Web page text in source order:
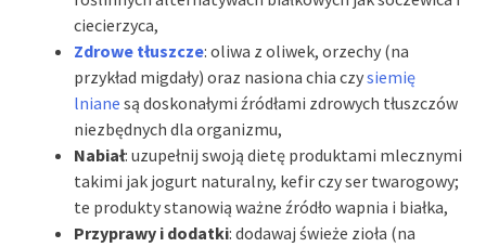
ciecierzyca,
Zdrowe tłuszcze: oliwa z oliwek, orzechy (na
przykład migdały) oraz nasiona chia czysiemię
lniane są doskonałymi źródłami zdrowych tłuszczów
niezbędnych dla organizmu,
Nabiał: uzupełnij swoją dietę produktami mlecznymi
takimi jak jogurt naturalny, kefir czy ser twarogowy;
te produkty stanowią ważne źródło wapnia i białka,
Przyprawy i dodatki: dodawaj świeże zioła (na